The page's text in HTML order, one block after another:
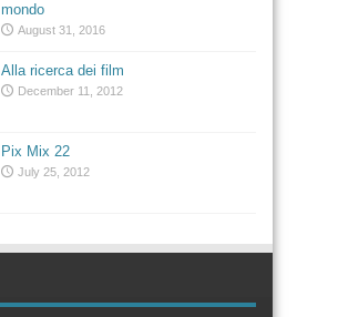
mondo
August 31, 2016
Alla ricerca dei film
December 11, 2012
Pix Mix 22
July 25, 2012